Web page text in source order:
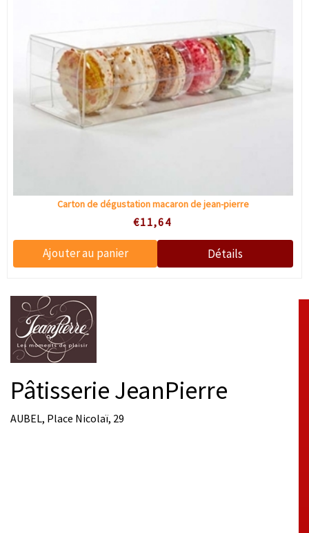
Carton de dégustation macaron de jean-pierre
€11,64
Pâtisserie JeanPierre
AUBEL, Place Nicolaï, 29